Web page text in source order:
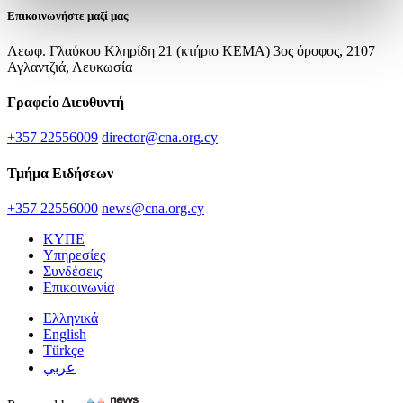
Επικοινωνήστε μαζί μας
Λεωφ. Γλαύκου Κληρίδη 21 (κτήριο ΚΕΜΑ) 3ος όροφος, 2107
Αγλαντζιά, Λευκωσία
Γραφείο Διευθυντή
+357 22556009 director@cna.org.cy
Τμήμα Ειδήσεων
+357 22556000 news@cna.org.cy
ΚΥΠΕ
Υπηρεσίες
Συνδέσεις
Επικοινωνία
Ελληνικά
English
Türkçe
عربي